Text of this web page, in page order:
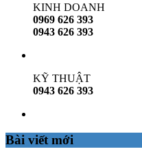
KINH DOANH
0969 626 393
0943 626 393
KỸ THUẬT
0943 626 393
Bài viết mới